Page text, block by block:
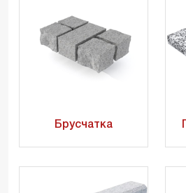
Брусчатка